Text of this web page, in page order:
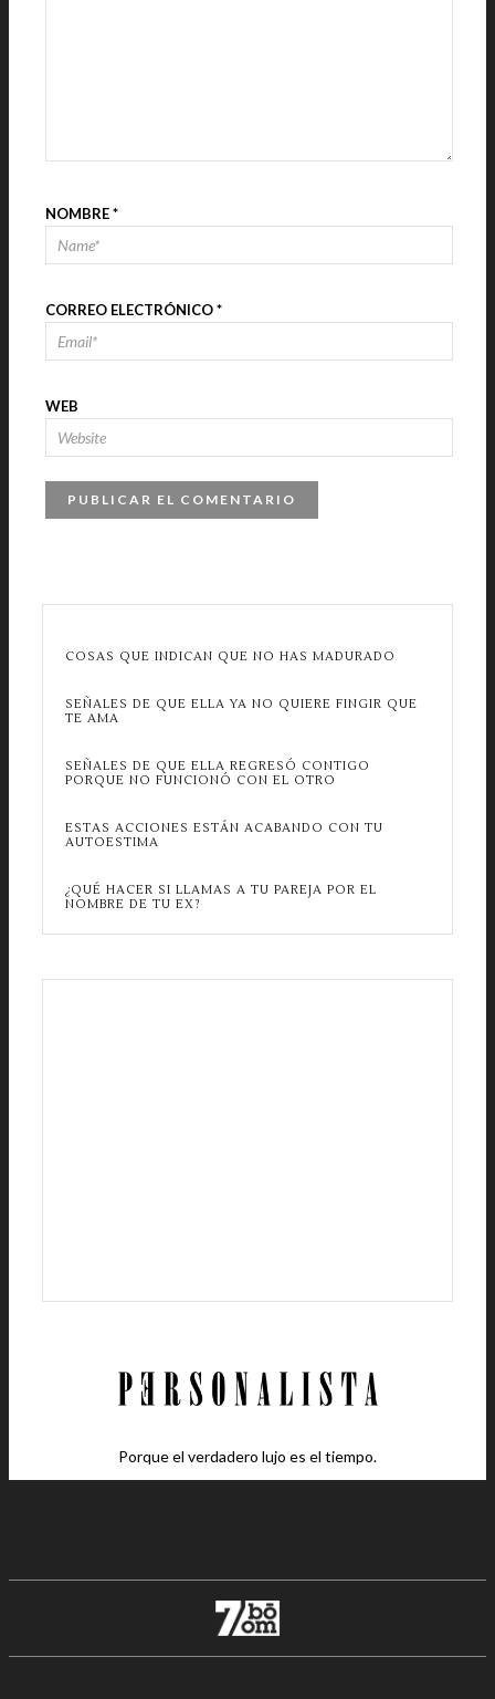
NOMBRE*
CORREO ELECTRÓNICO*
WEB
COSAS QUE INDICAN QUE NO HAS MADURADO
SEÑALES DE QUE ELLA YA NO QUIERE FINGIR QUE
TE AMA
SEÑALES DE QUE ELLA REGRESÓ CONTIGO
PORQUE NO FUNCIONÓ CON EL OTRO
ESTAS ACCIONES ESTÁN ACABANDO CON TU
AUTOESTIMA
¿QUÉ HACER SI LLAMAS A TU PAREJA POR EL
NOMBRE DE TU EX?
Porque el verdadero lujo es el tiempo.